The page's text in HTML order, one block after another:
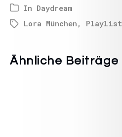
In Daydream
Lora München , Playlist
Ähnliche Beiträge